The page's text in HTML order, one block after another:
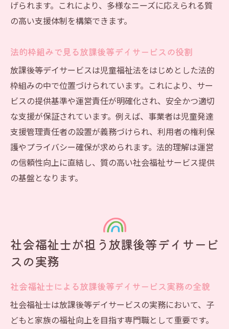
げられます。これにより、多様なニーズに応えられる質
の高い支援体制を構築できます。
法的枠組みで見る放課後等デイサービスの役割
放課後等デイサービスは児童福祉法をはじめとした法的
枠組みの中で位置づけられています。これにより、サー
ビスの提供基準や運営責任が明確化され、安全かつ適切
な支援が保証されています。例えば、事業者は児童発達
支援管理責任者の設置が義務づけられ、利用者の権利保
護やプライバシー確保が求められます。法的理解は運営
の信頼性向上に直結し、質の高い社会福祉サービス提供
の基盤となります。
社会福祉士が担う放課後等デイサービ
スの実務
社会福祉士による放課後等デイサービス実務の全貌
社会福祉士は放課後等デイサービスの実務において、子
どもと家族の福祉向上を目指す専門職として重要です。